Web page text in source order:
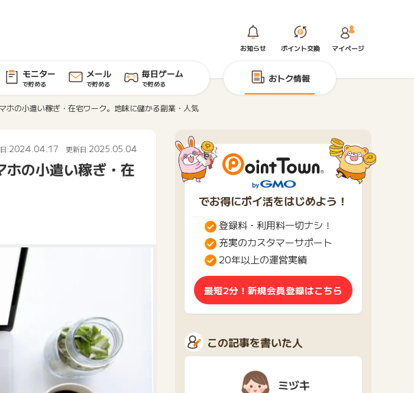
お知らせ ポイント交換 マイページ
モニター
で貯める
メール
で貯める
毎日ゲーム
で貯める おトク情報
ホの小遣い稼ぎ・在宅ワーク。地味に儲かる副業・人気
:2024.04.17 更新日:2025.05.04
ホの小遣い稼ぎ・在
でお得にポイ活をはじめよう！
登録料・利用料一切ナシ！
充実のカスタマーサポート
20年以上の運営実績
最短2分！新規会員登録はこちら
この記事を書いた人
ミヅキ